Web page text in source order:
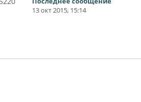
13 окт 2015, 15:14